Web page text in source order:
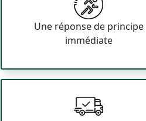
Une réponse de principe
immédiate